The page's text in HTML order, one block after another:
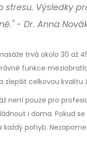
stresu. Výsledky
- Dr. Anna
trvá okolo 30 až
funkce
celkovou kvalitu
není pouze pro
i doma. Pokud
každý pohyb.